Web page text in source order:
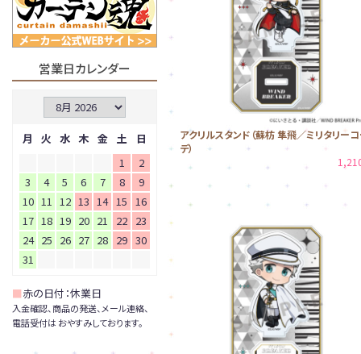
アクリルスタンド（蘇枋 隼飛／ミリタリー
デ）
営業日カレンダー
月 火 水 木 金 土
日
1
2
3
4 5 6 7 8
9
10 11 12 13 14 15
16
17 18 19 20 21 22 23
24 25 26 27 28 29 30
31
■赤の日付：休業日
入金確認、商品の発送、メール連絡、
電話受付は おやすみしております。